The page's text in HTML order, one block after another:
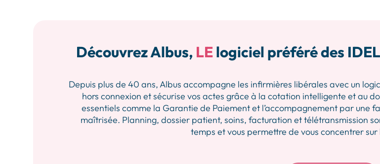
Découvrez Albus, LElogiciel préféré des
Depuis plus de 40 ans, Albus accompagne les infirmières libérales avec un
hors connexion et sécurise vos actes grâce à la cotation intelligente et au
essentiels comme la Garantie de Paiement et l’accompagnement par une
maîtrisée. Planning, dossier patient, soins, facturation et télétransmission
temps et vous permettre de vous concentrer sur